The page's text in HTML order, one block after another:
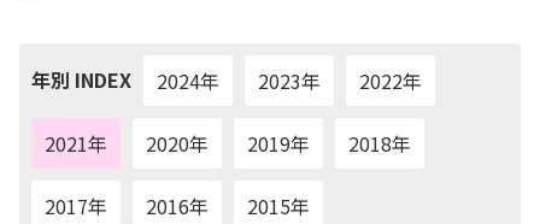
年別 INDEX 2024年 2023年 2022年
2021年 2020年 2019年 2018年
2017年 2016年 2015年